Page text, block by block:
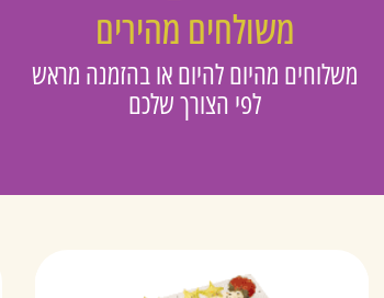
משולחים מהירים
משלוחים מהיום להיום או בהזמנה מראש
לפי הצורך שלכם